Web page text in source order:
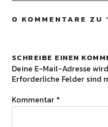
0 KOMMENTARE ZU
SCHREIBE EINEN
Deine E-Mail-Adresse
Erforderliche Felder sind
Kommentar *